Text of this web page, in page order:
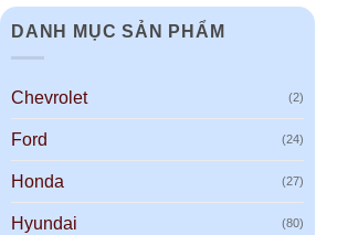
DANH MỤC SẢN PHẨM
Chevrolet (2)
Ford (24)
Honda (27)
Hyundai (80)